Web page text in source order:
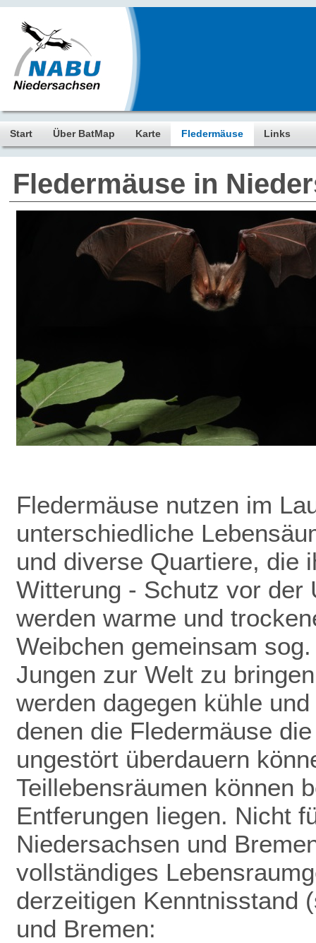
Start Über BatMap Karte Fledermäuse Links
Fledermäuse in
Fledermäuse nutzen im
unterschiedliche
und diverse Quartiere, die
Witterung - Schutz vor der
werden warme und
Weibchen gemeinsam
Jungen zur Welt zu
werden dagegen kühle
denen die Fledermäuse
ungestört überdauern
Teillebensräumen können
Entferungen liegen. Nicht
Niedersachsen und
vollständiges
derzeitigen Kenntnisstand
und Bremen: